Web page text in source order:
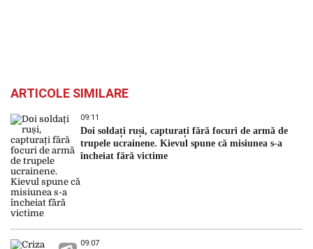
ARTICOLE SIMILARE
09:11
Doi soldați ruși, capturați fără focuri de armă de
trupele ucrainene. Kievul spune că misiunea s-a
încheiat fără victime
09:07